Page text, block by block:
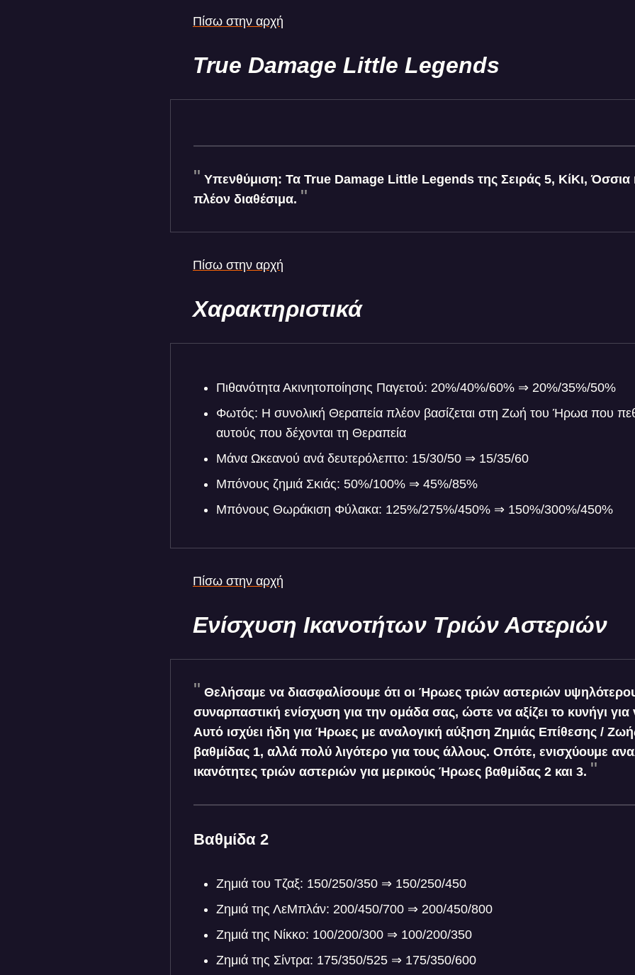
Πίσω στην αρχή
True Damage Little Legends
Υπενθύμιση: Τα True Damage Little Legends της Σειράς 5, ΚίΚι, Όσσια
πλέον διαθέσιμα.
Πίσω στην αρχή
Χαρακτηριστικά
Πιθανότητα Ακινητοποίησης Παγετού: 20%/40%/60% ⇒ 20%/35%/50%
Φωτός: Η συνολική Θεραπεία πλέον βασίζεται στη Ζωή του Ήρωα που
αυτούς που δέχονται τη Θεραπεία
Μάνα Ωκεανού ανά δευτερόλεπτο: 15/30/50 ⇒ 15/35/60
Μπόνους ζημιά Σκιάς: 50%/100% ⇒ 45%/85%
Μπόνους Θωράκιση Φύλακα: 125%/275%/450% ⇒ 150%/300%/450%
Πίσω στην αρχή
Ενίσχυση Ικανοτήτων Τριών Αστεριών
Θελήσαμε να διασφαλίσουμε ότι οι Ήρωες τριών αστεριών
συναρπαστική ενίσχυση για την ομάδα σας, ώστε να αξίζει το κυνήγι
Αυτό ισχύει ήδη για Ήρωες με αναλογική αύξηση Ζημιάς Επίθεσης /
βαθμίδας 1, αλλά πολύ λιγότερο για τους άλλους. Οπότε, ενισχύουμε
ικανότητες τριών αστεριών για μερικούς Ήρωες βαθμίδας 2 και 3.
Βαθμίδα 2
Ζημιά του Τζαξ: 150/250/350 ⇒ 150/250/450
Ζημιά της ΛεΜπλάν: 200/450/700 ⇒ 200/450/800
Ζημιά της Νίκκο: 100/200/300 ⇒ 100/200/350
Ζημιά της Σίντρα: 175/350/525 ⇒ 175/350/600